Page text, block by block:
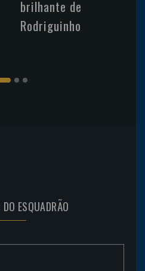
brilhante de
Rodriguinho
ESQUADRÃO